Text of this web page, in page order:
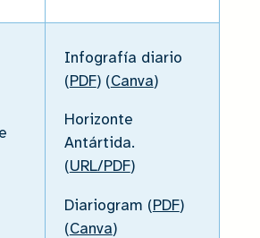
Infografía diario
(PDF) (Canva)
Horizonte
Antártida.
(URL/PDF)
Diariogram (PDF)
(Canva)